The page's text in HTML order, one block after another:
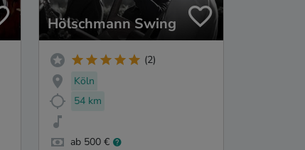
Hölschmann Swing
(2)
Köln
54 km
ab 500 €